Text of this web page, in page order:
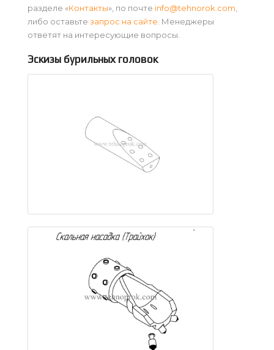
разделе «Контакты», по почте info@tehnorok.com
либо оставьте запрос на сайте . Менеджеры
ответят на интересующие вопросы.
Эскизы бурильных головок